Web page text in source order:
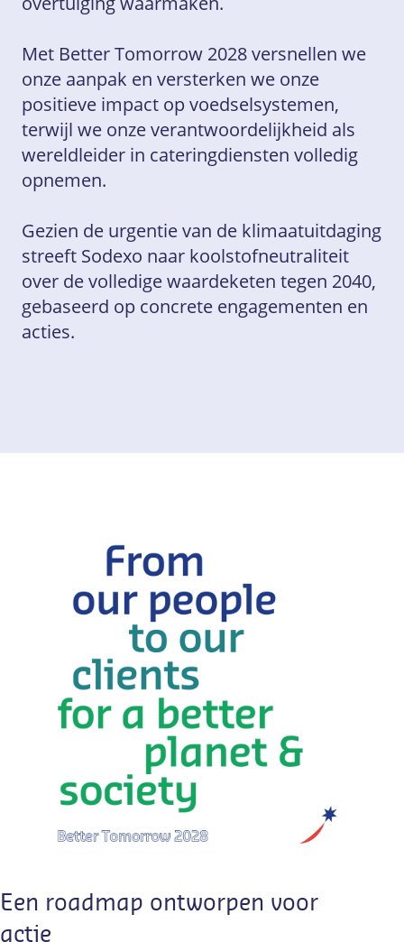
Met Better Tomorrow 2028 versnellen we
onze aanpak en versterken we onze
positieve impact op voedselsystemen,
terwijl we onze verantwoordelijkheid als
wereldleider in cateringdiensten volledig
opnemen.
Gezien de urgentie van de klimaatuitdaging
streeft Sodexo naar koolstofneutraliteit
over de volledige waardeketen tegen 2040,
gebaseerd op concrete engagementen en
acties.
Een roadmap ontworpen voor
actie